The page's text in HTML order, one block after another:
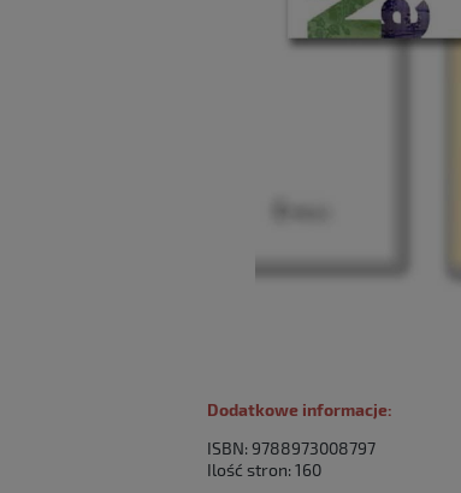
Dodatkowe informacje:
ISBN: 9788973008797
Ilość stron: 160